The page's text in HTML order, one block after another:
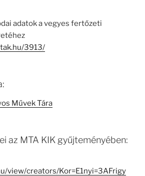
adatok a vegyes fertőzeti
3913/
Művek Tára
az MTA KIK gyűjteményében:
view/creators/Kor=E1nyi=3AFrigy